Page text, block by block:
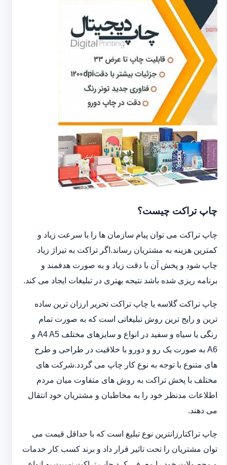
چاپ تراکت چیست؟
چاپ تراکت می توان پیام سازمان ها را با سرعت زیاد و
کمترین هزینه به مشتریان رساند.اگر تراکت به تیراژ زیاد
چاپ شود و پخش آن با دقت زیاد و به صورت هدفمند و
برنامه ریزی شده باشد نتیجه بهتری در تبلیغات ایجاد می کند.
چاپ تراکت گلاسه یا چاپ تراکت تحریر ارزان ترین ساده
ترین و رایج ترین روش تبلیغاتی است که به صورت تمام
رنگی یا سیاه و سفید در انواع و سایزهای مختلف A4 A5 و
A6 به صورت یک رو و دورو با خلاقیت در طراحی و طرح
های متنوع با توجه به نوع کار چاپ می گردد.شرکت های
مختلف با پخش تراکت به روش های متفاوت میان مردم
اطلاعات مدنظر خود را به مخاطبان و مشتریان خود انتقال
می دهند.
چاپ تراکت‏ارزانترین نوع تبلیغ است که با حداقل قیمت می
توان مشتریان را تحت تاثیر قرار داد و برند کسب کار خدمات